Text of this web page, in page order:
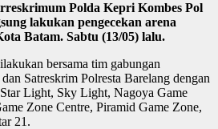
Polda Kepri Kombes Pol
lakukan pengecekan arena
Batam. Sabtu (13/05) lalu.
bersama tim gabungan
Satreskrim Polresta Barelang dengan
Light, Sky Light, Nagoya Game
Zone Centre, Piramid Game Zone,
21.